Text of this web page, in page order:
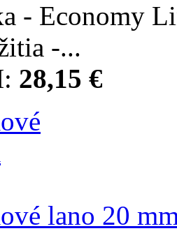
- Economy
-...
28,15 €
lano 20